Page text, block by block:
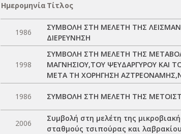
Ημερομηνία Τίτλος
1986
ΣΥΜΒΟΛΗ ΣΤΗ ΜΕΛΕΤΗ ΤΗΣ
ΔΙΕΡΕΥΝΗΣΗ
1998
ΣΥΜΒΟΛΗ ΣΤΗ ΜΕΛΕΤΗ ΤΗΣ
ΜΑΓΝΗΣΙΟΥ,ΤΟΥ ΨΕΥΔΑΡΓΥΡΟΥ ΚΑΙ
ΜΕΤΑ ΤΗ ΧΟΡΗΓΗΣΗ
1986 ΣΥΜΒΟΛΗ ΣΤΗ ΜΕΛΕΤΗ ΤΗΣ
2006
Συμβολή στη μελέτη της
σταθμούς τσιπούρας και